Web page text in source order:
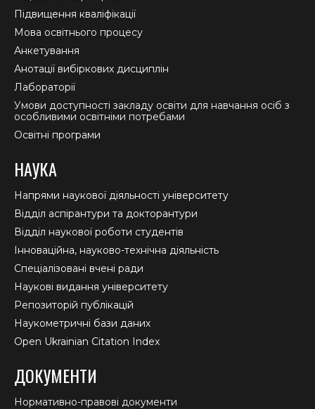
Підвищення кваліфікації
Мова освітнього процесу
Анкетування
Анотації вибіркових дисциплін
Лабораторії
Умови доступності закладу освіти для навчання осіб з
особливими освітніми потребами
Освітні програми
НАУКА
Напрями наукової діяльності університету
Відділ аспірантури та докторантури
Відділ наукової роботи студентів
Інноваційна, науково-технічна діяльність
Спеціалізовані вчені ради
Наукові видання університету
Репозиторій публікацій
Наукометричні бази даних
Open Ukrainian Citation Index
ДОКУМЕНТИ
Нормативно-правові документи